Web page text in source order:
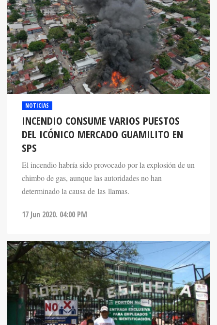
NOTICIAS
INCENDIO CONSUME VARIOS PUESTOS
DEL ICÓNICO MERCADO GUAMILITO EN
SPS
El incendio habría sido provocado por la explosión de un
chimbo de gas, aunque las autoridades no han
determinado la causa de las llamas.
17 Jun 2020. 04:00 PM